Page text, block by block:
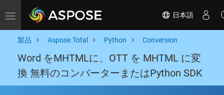
Toggle navigation 日本語
製品 Aspose.Total Python Conversion
Word をMHTMLに、OTT を MHTML に変
換 無料のコンバーターまたはPython SDK